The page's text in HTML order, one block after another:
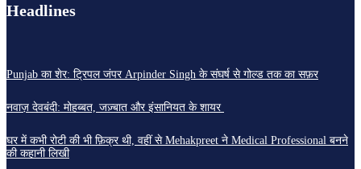
Headlines
Punjab का शेर: ट्रिपल जंपर Arpinder Singh के संघर्ष से गोल्ड तक का सफ़र
नवाज़ देवबंदी: मोहब्बत, जज़्बात और इंसानियत के शायर
घर में कभी रोटी की भी फ़िक्र थी, वहीं से Mehakpreet ने Medical Professional बनने
की कहानी लिखी